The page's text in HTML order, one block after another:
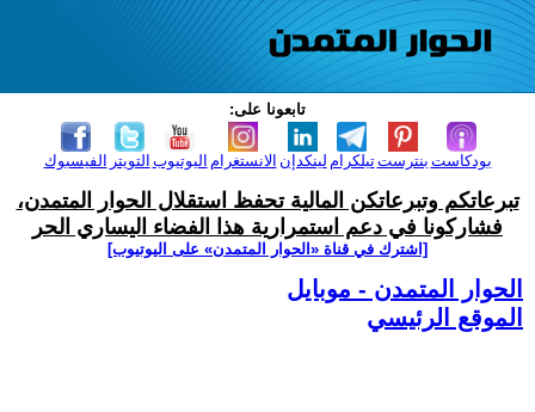
تابعونا على:
الفيسبوك التويتر اليوتيوب الانستغرام لينكدإن تيلكرامبنترست بودكاست
تبرعاتكم وتبرعاتكن المالية تحفظ استقلال الحوار المتمدن،
فشاركونا في دعم استمرارية هذا الفضاء اليساري الحر
[اشترك في قناة ‫«الحوار المتمدن» على اليوتيوب]
الحوار المتمدن - موبايل
الموقع الرئيسي